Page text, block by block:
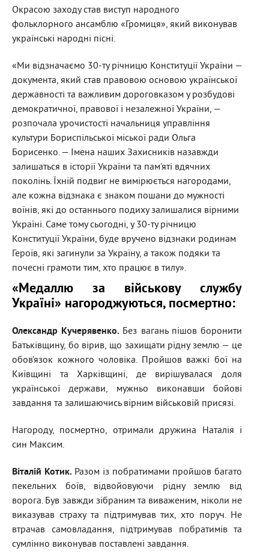
Окрасою заходу став виступ народного
фольклорного ансамблю «Громиця», який виконував
українські народні пісні.
«Ми відзначаємо 30-ту річницю Конституції України —
документа, який став правовою основою української
державності та важливим дороговказом у розбудові
демократичної, правової і незалежної України, —
розпочала урочистості начальниця управління
культури Бориспільської міської ради Ольга
Борисенко. — Імена наших Захисників назавжди
залишаться в історії України та пам'яті вдячних
поколінь. Їхній подвиг не вимірюється нагородами,
але кожна відзнака є знаком пошани до мужності
воїнів, які до останнього подиху залишалися вірними
Україні. Саме тому сьогодні, у 30-ту річницю
Конституції України, буде вручено відзнаки родинам
Героїв, які загинули за Україну, а також подяки та
почесні грамоти тим, хто працює в тилу».
«Медаллю за військову службу
Україні» нагороджуються, посмертно:
Олександр Кучерявенко. Без вагань пішов боронити
Батьківщину, бо вірив, що захищати рідну землю — це
обов’язок кожного чоловіка. Пройшов важкі бої на
Київщині та Харківщині, де вирішувалася доля
української держави, мужньо виконавши бойові
завдання та залишаючись вірним військовій присязі.
Нагороду, посмертно, отримали дружина Наталія і
син Максим.
Віталій Котик.Разом із побратимами пройшов багато
пекельних боїв, відвойовуючи рідну землю від
ворога. Був завжди зібраним та виваженим, ніколи не
виказував страху та підтримував тих, хто поруч. Не
втрачав самовладання, підтримував побратимів та
сумлінно виконував поставлені завдання.